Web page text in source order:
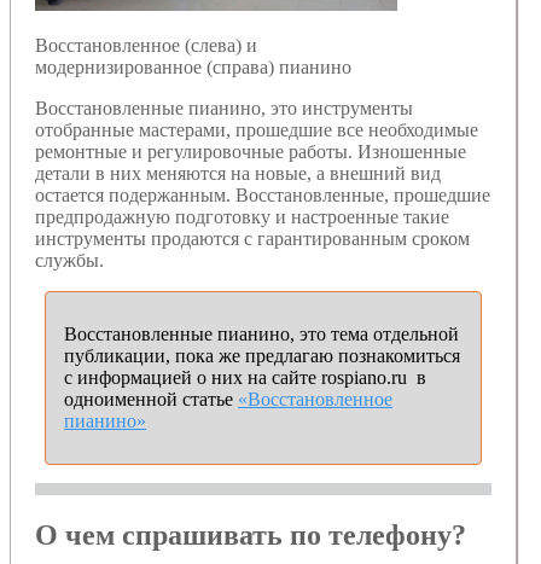
Восстановленное (слева) и
модернизированное (справа) пианино
Восстановленные пианино, это инструменты
отобранные мастерами, прошедшие все необходимые
ремонтные и регулировочные работы. Изношенные
детали в них меняются на новые, а внешний вид
остается подержанным. Восстановленные, прошедшие
предпродажную подготовку и настроенные такие
инструменты продаются с гарантированным сроком
службы.
Восстановленные пианино, это тема отдельной
публикации, пока же предлагаю познакомиться
с информацией о них на сайте rospiano.ru в
одноименной статье «Восстановленное
пианино»
О чем спрашивать по телефону?